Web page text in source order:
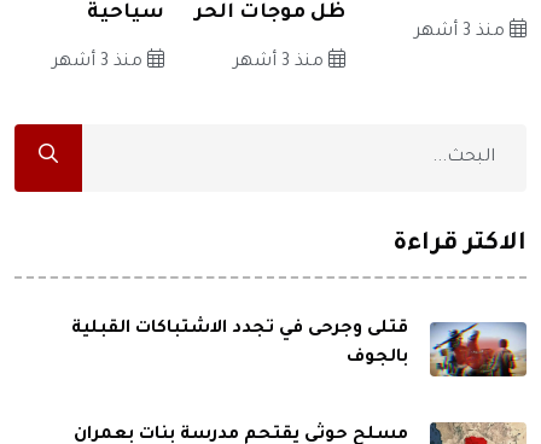
منذ 3 أشهر
ظل موجات الحر
منذ 3 أشهر
سياحية
منذ 3 أشهر
الاكثر قراءة
قتلى وجرحى في تجدد الاشتباكات القبلية
بالجوف
مسلح حوثي يقتحم مدرسة بنات بعمران